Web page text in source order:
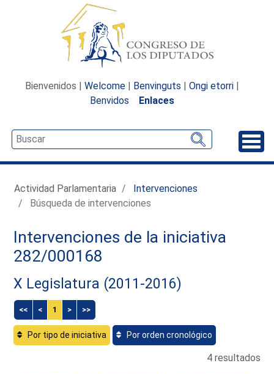
Bienvenidos | Welcome | Benvinguts | Ongi etorri |
Benvidos
Enlaces
Actividad Parlamentaria
Intervenciones
Búsqueda de intervenciones
Intervenciones de la iniciativa
282/000168
X Legislatura (2011-2016)
<< < 1 > >>
Por tipo de iniciativa Por orden cronológico
4 resultados